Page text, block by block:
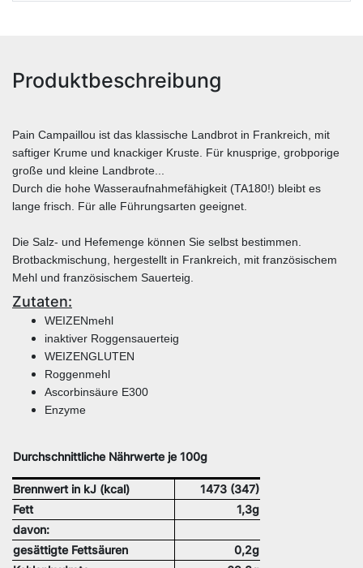
Produktbeschreibung
Pain Campaillou ist das klassische Landbrot in Frankreich, mit
saftiger Krume und knackiger Kruste. Für knusprige, grobporige
große und kleine Landbrote...
Durch die hohe Wasseraufnahmefähigkeit (TA180!) bleibt es
lange frisch. Für alle Führungsarten geeignet.
Die Salz- und Hefemenge können Sie selbst bestimmen.
Brotbackmischung, hergestellt in Frankreich, mit französischem
Mehl und französischem Sauerteig.
Zutaten:
WEIZENmehl
inaktiver Roggensauerteig
WEIZENGLUTEN
Roggenmehl
Ascorbinsäure E300
Enzyme
Durchschnittliche Nährwerte je 100g
Brennwert in kJ (kcal)
1473 (347)
Fett
1,3g
davon:
gesättigte Fettsäuren
0,2g